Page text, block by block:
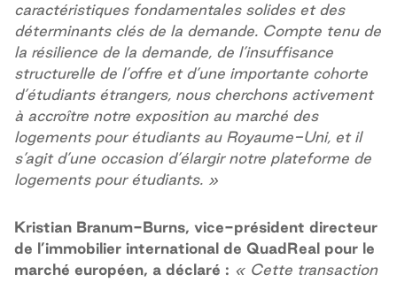
caractéristiques fondamentales solides et des
déterminants clés de la demande. Compte tenu de
la résilience de la demande, de l’insuffisance
structurelle de l’offre et d’une importante cohorte
d’étudiants étrangers, nous cherchons activement
à accroître notre exposition au marché des
logements pour étudiants au Royaume-Uni, et il
s’agit d’une occasion d’élargir notre plateforme de
logements pour étudiants. »
Kristian Branum-Burns, vice-président directeur
de l’immobilier international de QuadReal pour le
marché européen, a déclaré : « Cette transaction